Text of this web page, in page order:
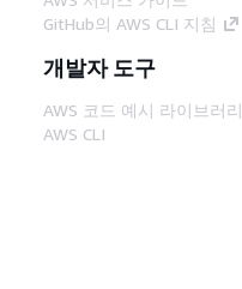
GitHub의 AWS CLI 지침
개발자 도구
AWS 코드 예시 라이브러리
AWS CLI